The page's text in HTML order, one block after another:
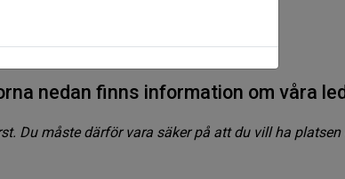
nedan finns information om våra
Du måste därför vara säker på att du vill ha platsen